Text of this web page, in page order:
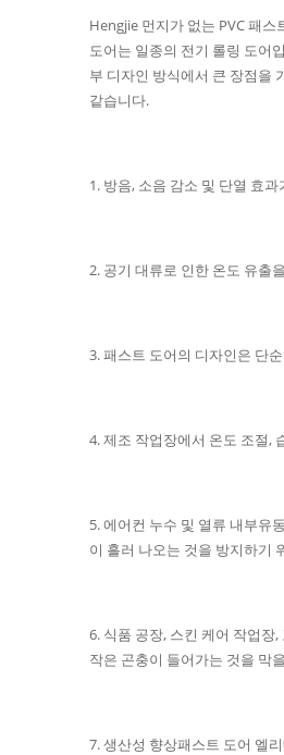
Hengjie 먼지가 없는 PVC 패
도어는 일종의 전기 롤링 도어
부 디자인 방식에서 큰 장점을
같습니다.
1. 방음, 소음 감소 및 단열 효
2. 공기 대류로 인한 온도 유출
3. 패스트 도어의 디자인은 단
4. 제조 작업장에서 온도 조절,
5. 에어컨 누수 및 열류 내부유
이 흘러 나오는 것을 방지하기
6. 식품 공장, 스킨 케어 작업장
작은 곤충이 들어가는 것을 막
7. 생산성 향상패스트 도어 엘